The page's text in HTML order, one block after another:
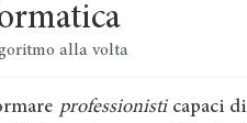
alla volta
professionisticapaci di